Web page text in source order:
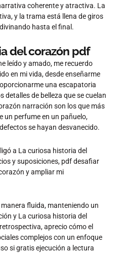
coherente y atractiva. La
y la trama está llena de giros
hasta el final.
del corazón pdf
leído y amado, me recuerdo
en mi vida, desde enseñarme
una escapatoria
detalles de belleza que se cuelan
narración son los que más
un perfume en un pañuelo,
se hayan desvanecido.
a La curiosa historia del
y suposiciones, pdf desafiar
y ampliar mi
fluida, manteniendo un
y La curiosa historia del
aprecio cómo el
complejos con un enfoque
si gratis ejecución a lectura